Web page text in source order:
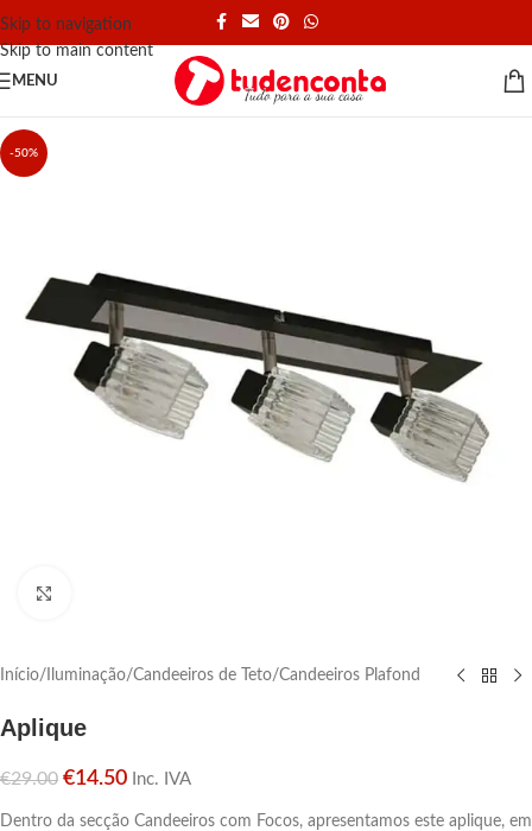
Skip to navigation
Skip to main content
MENU
-50%
Início/ Iluminação/Candeeiros de Teto/Candeeiros Plafond
Aplique
€29.00 €14.50 Inc. IVA
Dentro da secção Candeeiros com Focos, apresentamos este aplique, em